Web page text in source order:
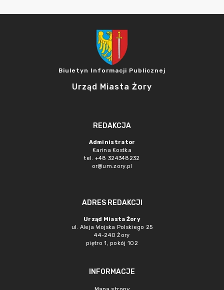
Biuletyn Informacji Publicznej
Urząd Miasta Żory
REDAKCJA
Administrator
Karina Kostka
tel. +48 324348232
or@um.zory.pl
ADRES REDAKCJI
Urząd Miasta Żory
ul. Aleja Wojska Polskiego 25
44-240 Żory
piętro 1, pokój 102
INFORMACJE